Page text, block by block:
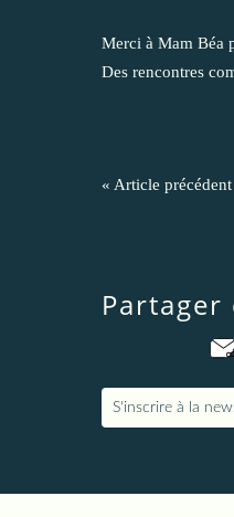
Merci à Mam Béa
Des rencontres
« Article précédent
S'inscrire à la